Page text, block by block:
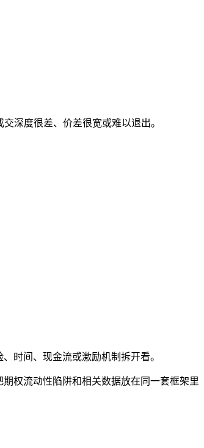
深度很差、价差很宽或难以退出。
时间、现金流或激励机制拆开看。
权流动性陷阱和相关数据放在同一套框架里